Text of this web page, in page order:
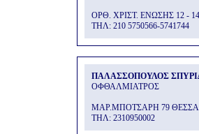
ΟΡΘ. ΧΡΙΣΤ. ΕΝΩΣΗΣ 12 -
THΛ: 210 5750566-5741744
ΠΑΛΑΣΣΟΠΟΥΛΟΣ
ΟΦΘΑΛΜΙΑΤΡΟΣ
ΜΑΡ.ΜΠΟΤΣΑΡΗ 79
THΛ: 2310950002